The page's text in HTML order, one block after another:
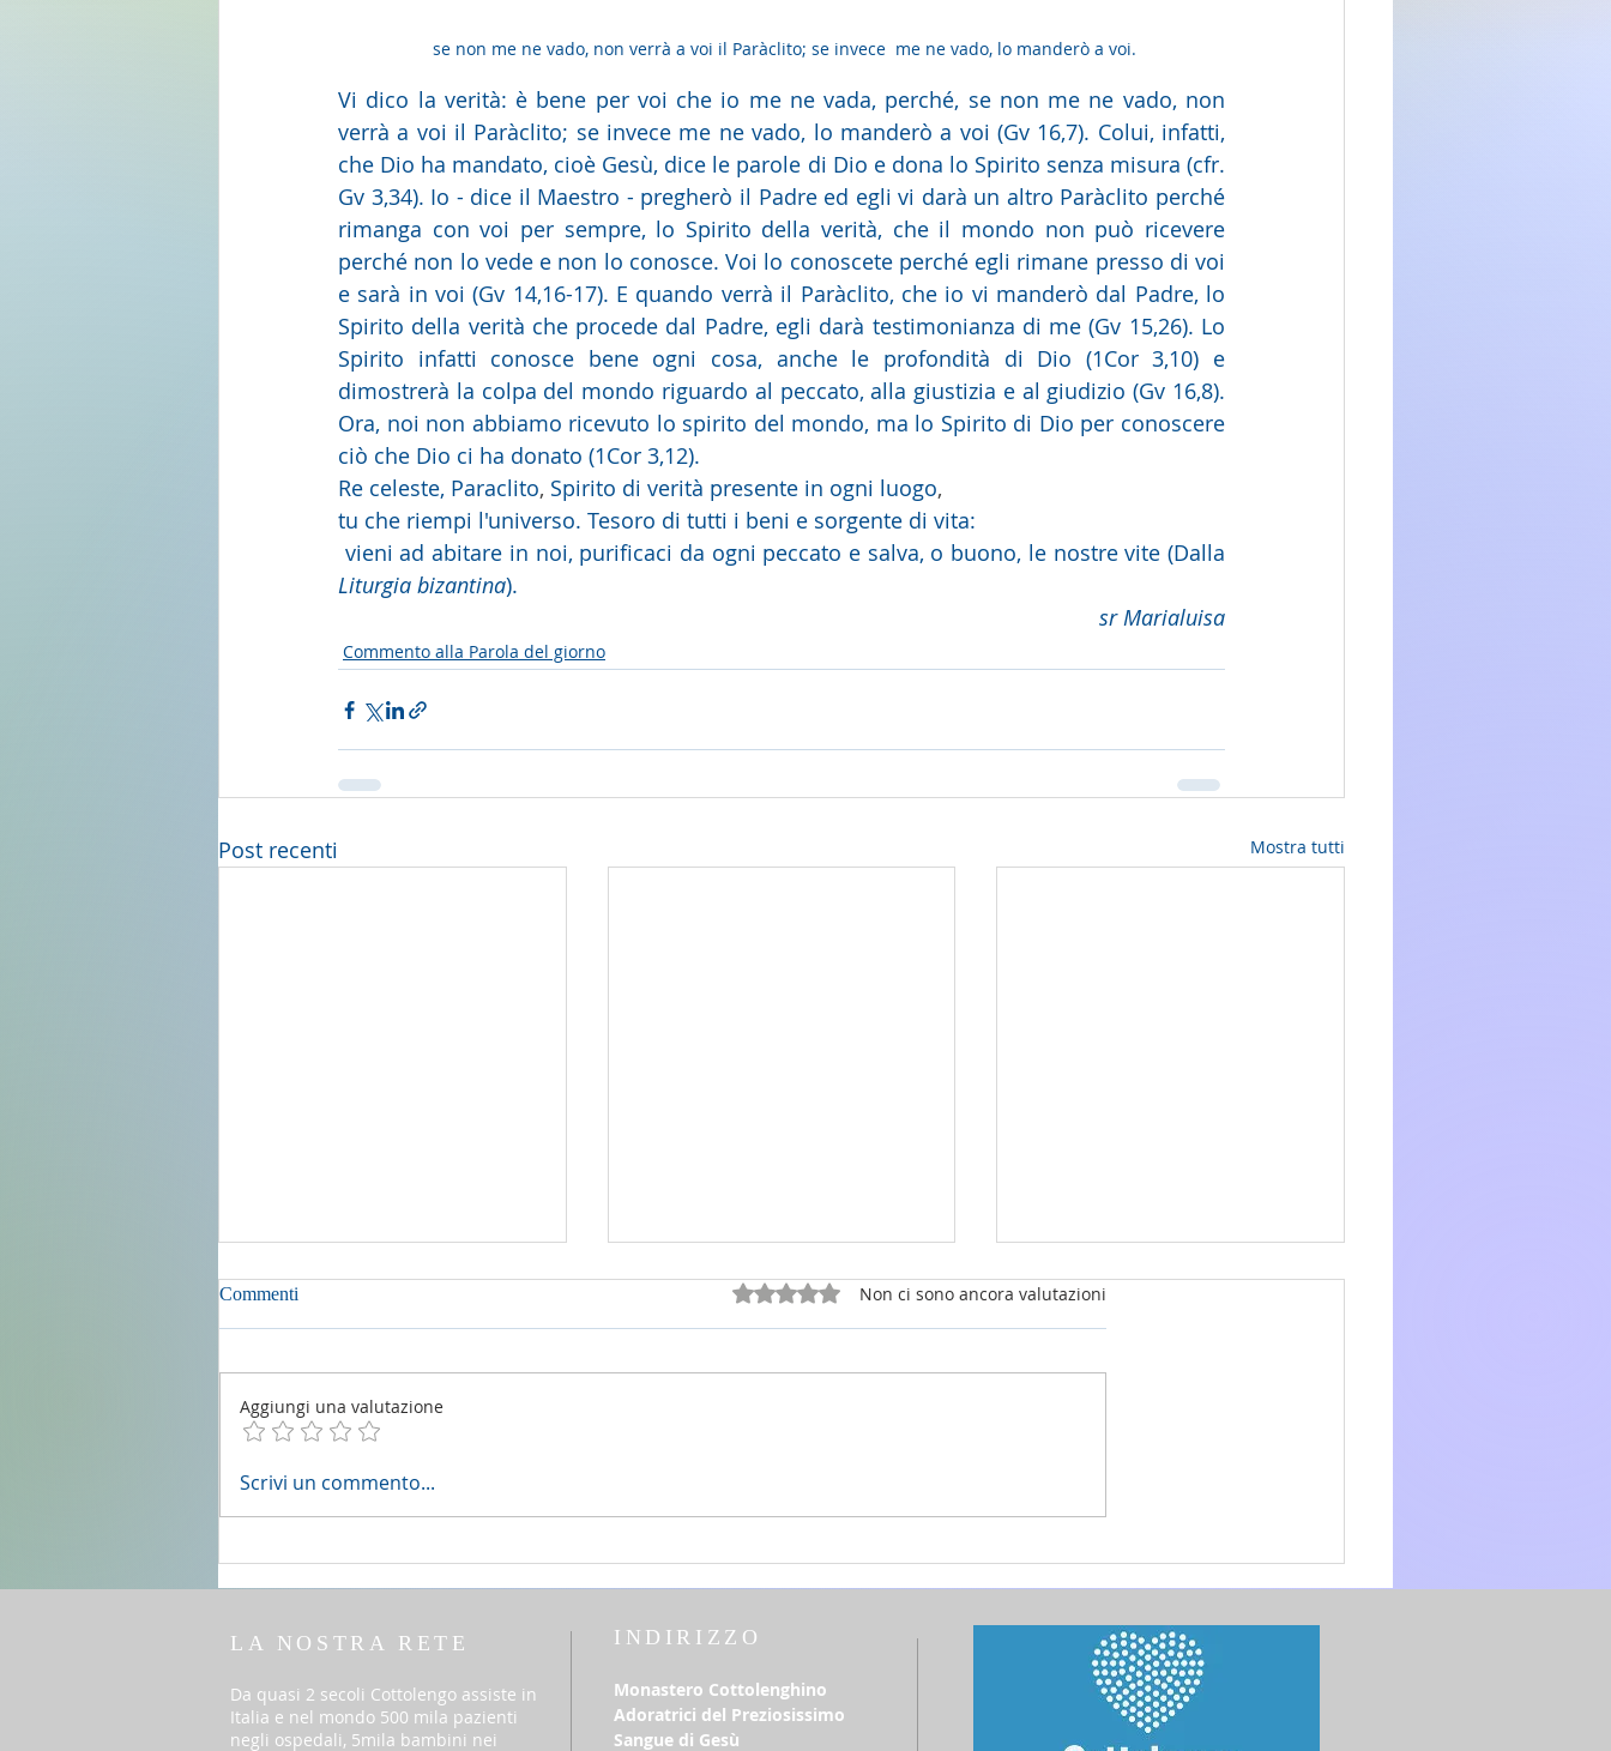
se non me ne vado, non verrà a voi il Paràclito; se invece  me ne vado, lo manderò a voi.
Vi dico la verità: è bene per voi che io me ne vada, perché, se non me ne vado, non
verrà a voi il Paràclito; se invece me ne vado, lo manderò a voi (Gv 16,7). Colui, infatti,
che Dio ha mandato, cioè Gesù, dice le parole di Dio e dona lo Spirito senza misura (cfr.
Gv 3,34). Io - dice il Maestro - pregherò il Padre ed egli vi darà un altro Paràclito perché
rimanga con voi per sempre, lo Spirito della verità, che il mondo non può ricevere
perché non lo vede e non lo conosce. Voi lo conoscete perché egli rimane presso di voi
e sarà in voi (Gv 14,16-17). E quando verrà il Paràclito, che io vi manderò dal Padre, lo
Spirito della verità che procede dal Padre, egli darà testimonianza di me (Gv 15,26). Lo
Spirito infatti conosce bene ogni cosa, anche le profondità di Dio (1Cor 3,10) e
dimostrerà la colpa del mondo riguardo al peccato, alla giustizia e al giudizio (Gv 16,8).
Ora, noi non abbiamo ricevuto lo spirito del mondo, ma lo Spirito di Dio per conoscere
ciò che Dio ci ha donato (1Cor 3,12).
Re celeste, Paraclito, Spirito di verità presente in ogni luogo,
tu che riempi l'universo. Tesoro di tutti i beni e sorgente di vita:
Liturgia bizantina).
sr Marialuisa
Commento alla Parola del giorno
Post recenti Mostra tutti
2 agosto 2026 - 18a Domenica
Commenti Valutazione 0 stelle su 5.Non ci sono ancora valutazioni
Aggiungi una valutazione
Scrivi un commento...
LA NOSTRA RETE
Da quasi 2 secoli Cottolengo assiste in
Italia e nel mondo 500 mila pazienti
negli ospedali, 5mila bambini nei
INDIRIZZO
Monastero Cottolenghino
Adoratrici del Preziosissimo
Sangue di Gesù